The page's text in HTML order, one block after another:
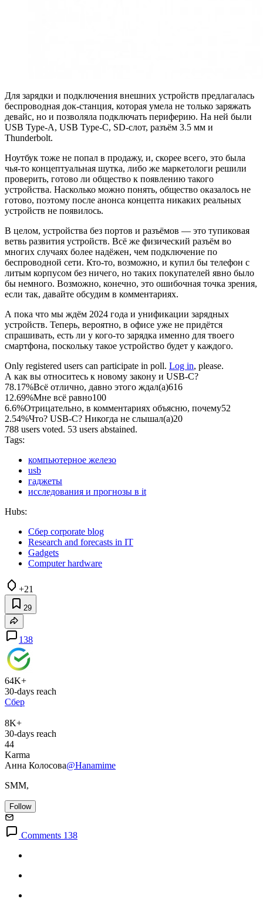
Для зарядки и подключения внешних устройств предлагалась
беспроводная док-станция, которая умела не только заряжать
девайс, но и позволяла подключать периферию. На ней были
USB Type-A, USB Type-C, SD-слот, разъём 3.5 мм и
Thunderbolt.
Ноутбук тоже не попал в продажу, и, скорее всего, это была
чья-то концептуальная шутка, либо же маркетологи решили
проверить, готово ли общество к появлению такого
устройства. Насколько можно понять, общество оказалось не
готово, поэтому после анонса концепта никаких реальных
устройств не появилось.
В целом, устройства без портов и разъёмов ― это тупиковая
ветвь развития устройств. Всё же физический разъём во
многих случаях более надёжен, чем подключение по
беспроводной сети. Кто-то, возможно, и купил бы телефон с
литым корпусом без ничего, но таких покупателей явно было
бы немного. Возможно, конечно, это ошибочная точка зрения,
если так, давайте обсудим в комментариях.
А пока что мы ждём 2024 года и унификации зарядных
устройств. Теперь, вероятно, в офисе уже не придётся
спрашивать, есть ли у кого-то зарядка именно для твоего
смартфона, поскольку такое устройство будет у каждого.
Only registered users can participate in poll. Log in, please.
А как вы относитесь к новому закону и USB-C?
78.17%Всё отлично, давно этого ждал(а)616
12.69%Мне всё равно100
6.6%Отрицательно, в комментариях объясню, почему52
2.54%Что? USB-C? Никогда не слышал(а)20
788 users voted. 53 users abstained.
Tags:
компьютерное железо
usb
гаджеты
исследования и прогнозы в it
Hubs:
Сбер corporate blog
Research and forecasts in IT
Gadgets
Computer hardware
+21
29
138
64K+
30-days reach
Сбер
8K+
30-days reach
44
Karma
Анна Колосова@Hanamime
SMM,
Follow
Comments 138